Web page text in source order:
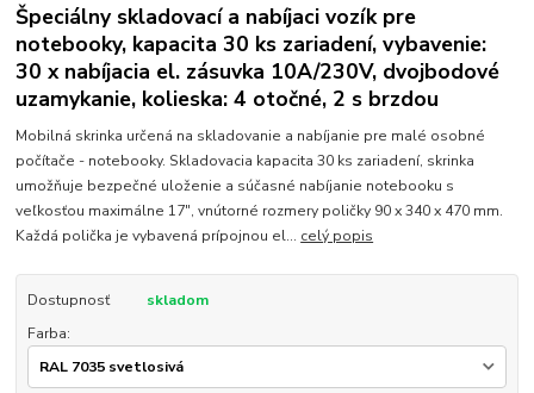
Špeciálny skladovací a nabíjaci vozík pre
notebooky, kapacita 30 ks zariadení, vybavenie:
30 x nabíjacia el. zásuvka 10A/230V, dvojbodové
uzamykanie, kolieska: 4 otočné, 2 s brzdou
Mobilná skrinka určená na skladovanie a nabíjanie pre malé osobné
počítače - notebooky. Skladovacia kapacita 30 ks zariadení, skrinka
umožňuje bezpečné uloženie a súčasné nabíjanie notebooku s
veľkosťou maximálne 17", vnútorné rozmery poličky 90 x 340 x 470 mm.
Každá polička je vybavená prípojnou el... celý popis
Dostupnosť
skladom
Farba: